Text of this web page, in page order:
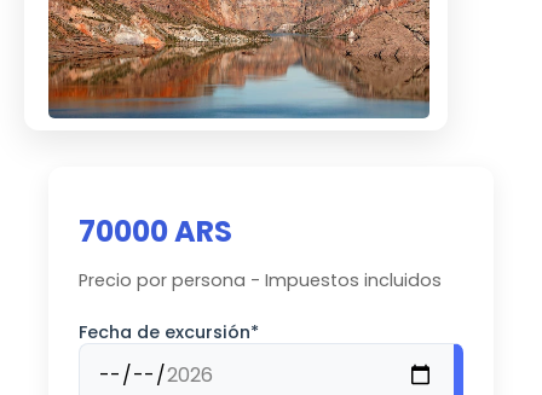
70000 ARS
Precio por persona - Impuestos incluidos
Fecha de excursión*